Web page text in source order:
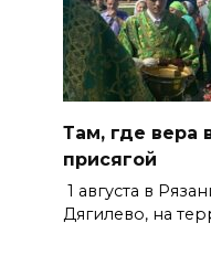
Там, где вера
присягой
1 августа в
Дягилево, на